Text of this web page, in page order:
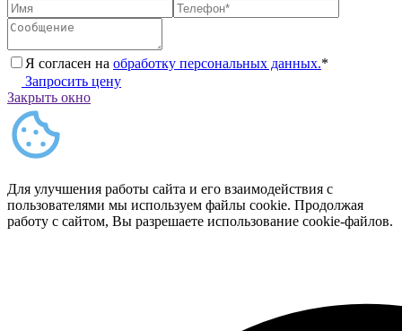
Я согласен на обработку персональных данных.*
Запросить цену
Закрыть окно
Для улучшения работы сайта и его взаимодействия с
пользователями мы используем файлы cookie. Продолжая
работу с сайтом, Вы разрешаете использование cookie-файлов.